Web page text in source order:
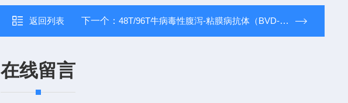
返回列表 下一个： 48T/96T牛病毒性腹泻-粘膜病抗体（BVD-MD）elisa试剂盒
在线留言